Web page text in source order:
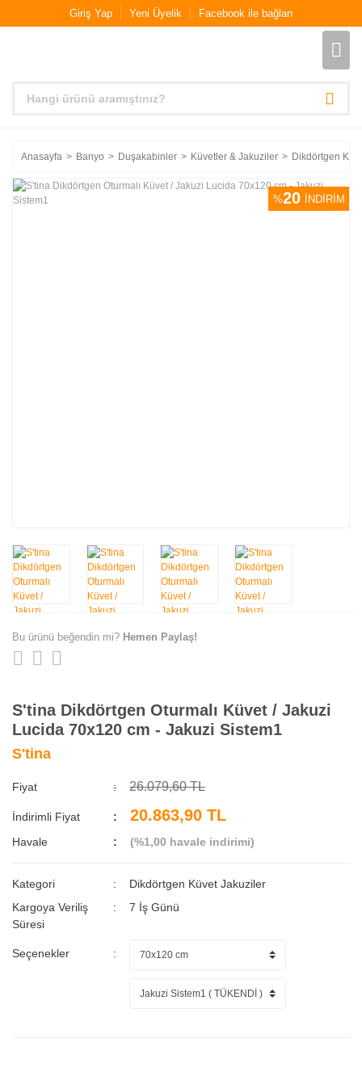
Giriş Yap Yeni Üyelik Facebook ile bağlan
Anasayfa Banyo Duşakabinler Küvetler & Jakuziler Dikdörtgen
%20 İNDİRİM
Bu ürünü beğendin mi? Hemen Paylaş!
S'tina Dikdörtgen Oturmalı Küvet / Jakuzi
Lucida 70x120 cm - Jakuzi Sistem1
S'tina
Fiyat 26.079,60 TL
İndirimli Fiyat 20.863,90 TL
Havale (%1,00 havale indirimi)
Kategori
Dikdörtgen Küvet Jakuziler
Kargoya Veriliş
Süresi
7 İş Günü
Seçenekler